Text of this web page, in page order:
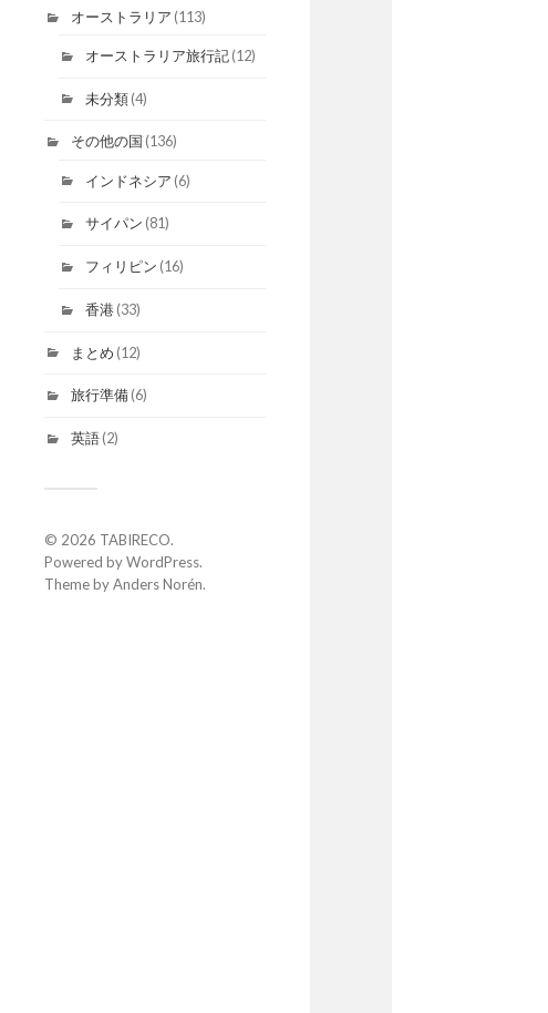
オーストラリア (113)
オーストラリア旅行記(12)
未分類(4)
その他の国 (136)
インドネシア (6)
サイパン (81)
フィリピン (16)
香港(33)
まとめ (12)
旅行準備(6)
英語(2)
© 2026 TABIRECO.
Powered byWordPress.
Theme byAnders Norén.